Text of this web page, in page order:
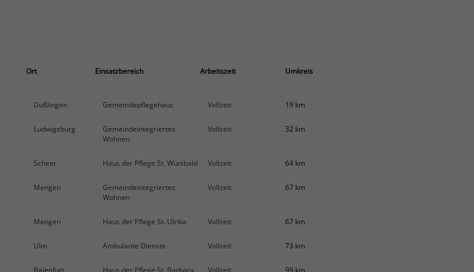
Ort Einsatzbereich Arbeitszeit Umkreis
Dußlingen Gemeindepflegehaus Vollzeit 19 km
Ludwigsburg
Gemeindeintegriertes
Wohnen
Vollzeit 32 km
Scheer Haus der Pflege St. Wunibald Vollzeit 64 km
Mengen
Gemeindeintegriertes
Wohnen
Vollzeit 67 km
Mengen Haus der Pflege St. Ulrika Vollzeit 67 km
Ulm Ambulante Dienste Vollzeit 73 km